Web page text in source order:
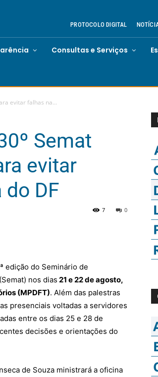
PROTOCOLO DIGITAL
Consultas e Serviços
evitar falhas na...
Semat
evitar
DF
0
7
edição do Seminário de
nos dias 21 e 22 de agosto,
(MPDFT). Além das palestras
presenciais voltadas a servidores
entre os dias 25 e 28 de
decisões e orientações do
de Souza ministrará a oficina